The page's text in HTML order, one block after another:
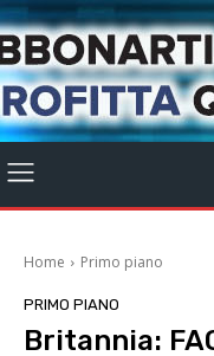
Home Primo piano
PRIMO PIANO
Britannia: